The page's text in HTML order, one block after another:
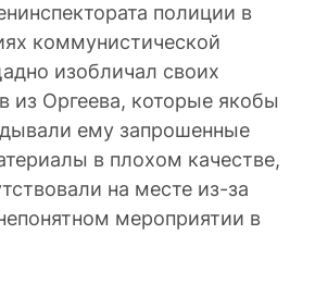
полиции в
коммунистической
изобличал своих
из Оргеева, которые якобы
ему запрошенные
в плохом качестве,
на месте из-за
мероприятии в